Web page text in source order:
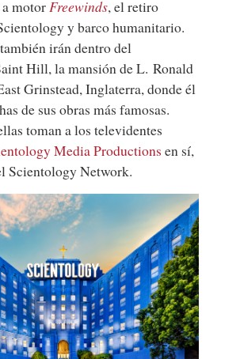
motor Freewinds, el retiro
y barco humanitario.
irán dentro del
Hill, la mansión de L. Ronald
Grinstead, Inglaterra, donde él
de sus obras más famosas.
toman a los televidentes
Media Productions en sí,
Scientology Network.